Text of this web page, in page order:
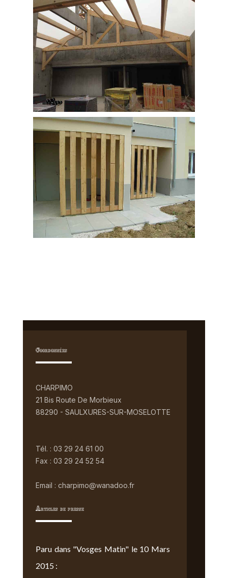
Coordonnées
CHARPIMO
21 Bis Route De Morbieux
88290 - SAULXURES-SUR-MOSELOTTE
Tél. : 03 29 24 61 00
Fax : 03 29 24 52 54
Email : charpimo@wanadoo.fr
Articles de presse
Paru dans "Vosges Matin" le 10 Mars
2015 :